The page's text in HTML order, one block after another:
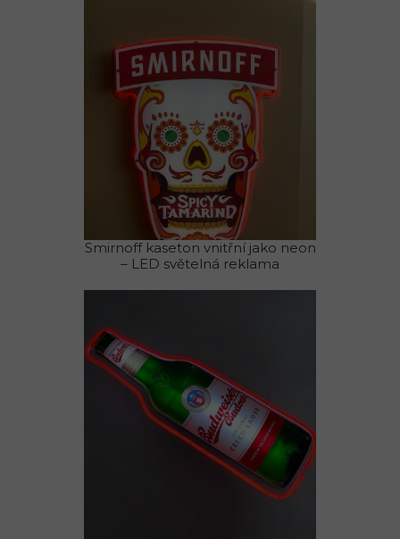
Smirnoff kaseton vnitřní jako neon
– LED světelná reklama